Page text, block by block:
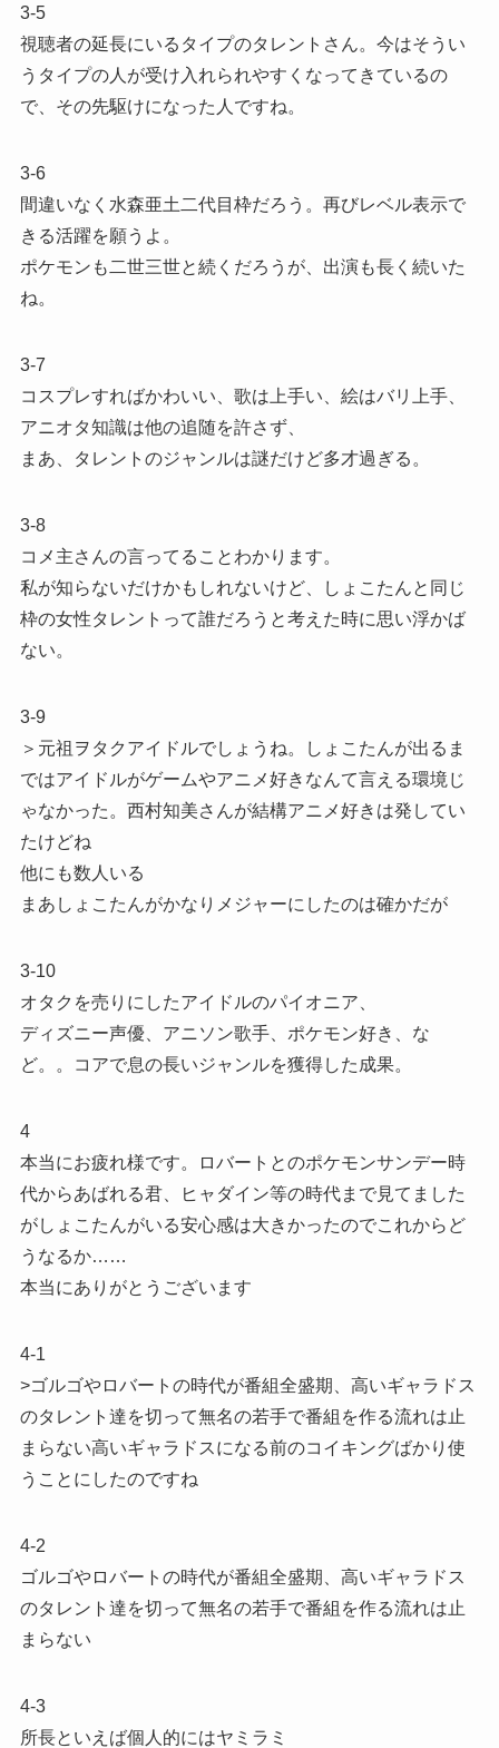
3-5
視聴者の延長にいるタイプのタレントさん。今はそうい
うタイプの人が受け入れられやすくなってきているの
で、その先駆けになった人ですね。
3-6
間違いなく水森亜土二代目枠だろう。再びレベル表示で
きる活躍を願うよ。
ポケモンも二世三世と続くだろうが、出演も長く続いた
ね。
3-7
コスプレすればかわいい、歌は上手い、絵はバリ上手、
アニオタ知識は他の追随を許さず、
まあ、タレントのジャンルは謎だけど多才過ぎる。
3-8
コメ主さんの言ってることわかります。
私が知らないだけかもしれないけど、しょこたんと同じ
枠の女性タレントって誰だろうと考えた時に思い浮かば
ない。
3-9
＞元祖ヲタクアイドルでしょうね。しょこたんが出るま
ではアイドルがゲームやアニメ好きなんて言える環境じ
ゃなかった。西村知美さんが結構アニメ好きは発してい
たけどね
他にも数人いる
まあしょこたんがかなりメジャーにしたのは確かだが
3-10
オタクを売りにしたアイドルのパイオニア、
ディズニー声優、アニソン歌手、ポケモン好き、な
ど。。コアで息の長いジャンルを獲得した成果。
4
本当にお疲れ様です。ロバートとのポケモンサンデー時
代からあばれる君、ヒャダイン等の時代まで見てました
がしょこたんがいる安心感は大きかったのでこれからど
うなるか……
本当にありがとうございます
4-1
>ゴルゴやロバートの時代が番組全盛期、高いギャラドス
のタレント達を切って無名の若手で番組を作る流れは止
まらない高いギャラドスになる前のコイキングばかり使
うことにしたのですね
4-2
ゴルゴやロバートの時代が番組全盛期、高いギャラドス
のタレント達を切って無名の若手で番組を作る流れは止
まらない
4-3
所長といえば個人的にはヤミラミ